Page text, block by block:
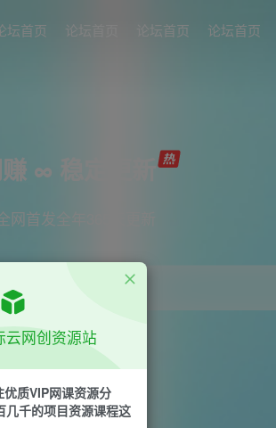
坛首页 论坛首页 论坛首页 论坛首页
∞ 稳定更新
首发全年365天更新
抖音 剪辑 小红书
云网创资源站
质VIP网课资源分
几千的项目资源课程这